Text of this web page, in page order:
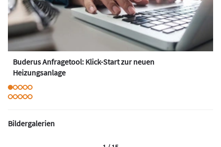
Buderus Anfragetool: Klick-Start zur neuen
Heizungsanlage
Bildergalerien